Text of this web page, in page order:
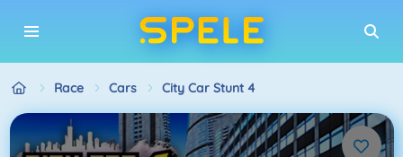
Race Cars City Car Stunt 4